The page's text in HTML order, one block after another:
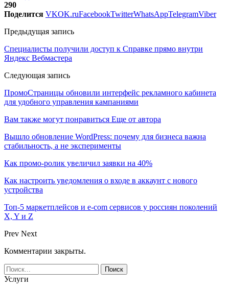
290
Поделится VKOK.ruFacebookTwitterWhatsAppTelegramViber
Предыдущая запись
Специалисты получили доступ к Справке прямо внутри
Яндекс Вебмастера
Следующая запись
ПромоСтраницы обновили интерфейс рекламного кабинета
для удобного управления кампаниями
Вам также могут понравиться Еще от автора
Вышло обновление WordPress: почему для бизнеса важна
стабильность, а не эксперименты
Как промо-ролик увеличил заявки на 40%
Как настроить уведомления о входе в аккаунт с нового
устройства
Топ-5 маркетплейсов и e-com сервисов у россиян поколений
X, Y и Z
Prev Next
Комментарии закрыты.
Услуги